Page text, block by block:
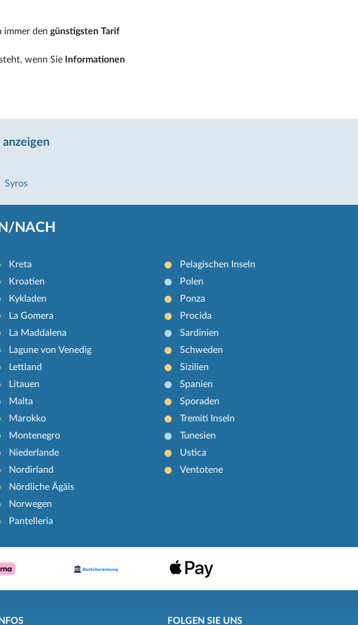
immer den günstigsten Tarif
wenn Sie
Informationen
Syros
NACH
Kreta
Kroatien
Kykladen
La Gomera
La Maddalena
Lagune von Venedig
Lettland
Litauen
Malta
Marokko
Montenegro
Niederlande
Nordirland
Nördliche Ägäis
Norwegen
Pantelleria
Pelagischen Inseln
Polen
Ponza
Procida
Sardinien
Schweden
Sizilien
Spanien
Sporaden
Tremiti Inseln
Tunesien
Ustica
Ventotene
INFOS FOLGEN SIE UNS